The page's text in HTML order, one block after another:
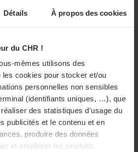
Détails À propos des cookies
du CHR !
mêmes utilisons des
cookies pour stocker et/ou
personnelles non sensibles
(identifiants uniques, …), que
des statistiques d'usage du
publicités et le contenu et en
produire des données
et améliorer les produits.
2024 du Trophée
Jean Rougié se déroulera le
la-Canéda, en Dordogne. Huit
hôtelières s’affronteront à travers
froide et une recette chaude). ...